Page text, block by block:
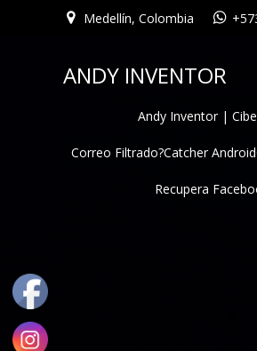
Medellín, Colombia
ANDY INVENTOR
Andy Inventor |
Correo Filtrado?Catcher Android
Recupera